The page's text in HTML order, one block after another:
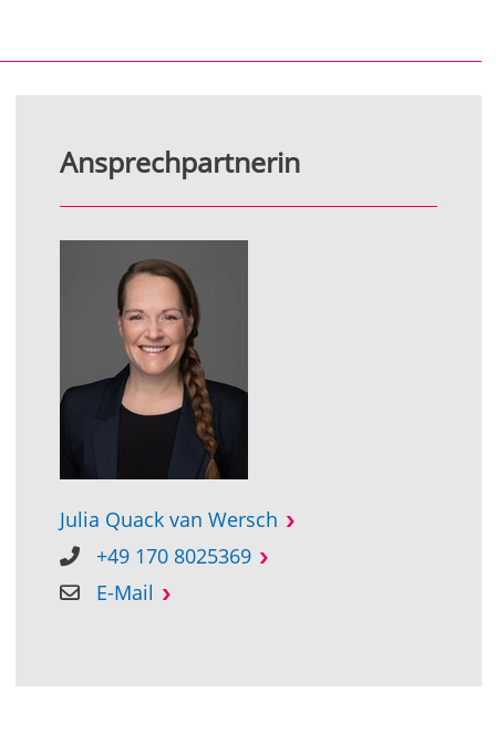
Ansprechpartnerin
Julia Quack van Wersch
+49 170 8025369
E-Mail